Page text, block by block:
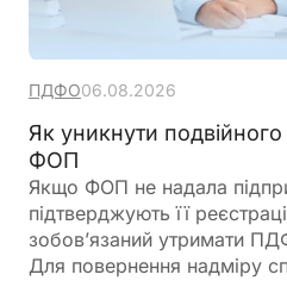
ПДФО06.08.2026
Як уникнути
ФОП
Якщо ФОП не надала
підтверджують її
зобов’язаний утримати
Для повернення надміру